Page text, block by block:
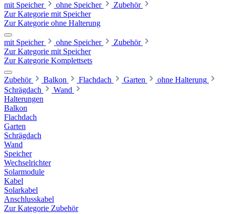
mit Speicher ohne Speicher
Zubehör
Zur Kategorie mit Speicher
Zur Kategorie ohne Halterung
mit Speicher ohne Speicher
Zubehör
Zur Kategorie mit Speicher
Zur Kategorie Komplettsets
Zubehör Balkon Flachdach Garten
ohne Halterung
Schrägdach
Wand
Halterungen
Balkon
Flachdach
Garten
Schrägdach
Wand
Speicher
Wechselrichter
Solarmodule
Kabel
Solarkabel
Anschlusskabel
Zur Kategorie Zubehör